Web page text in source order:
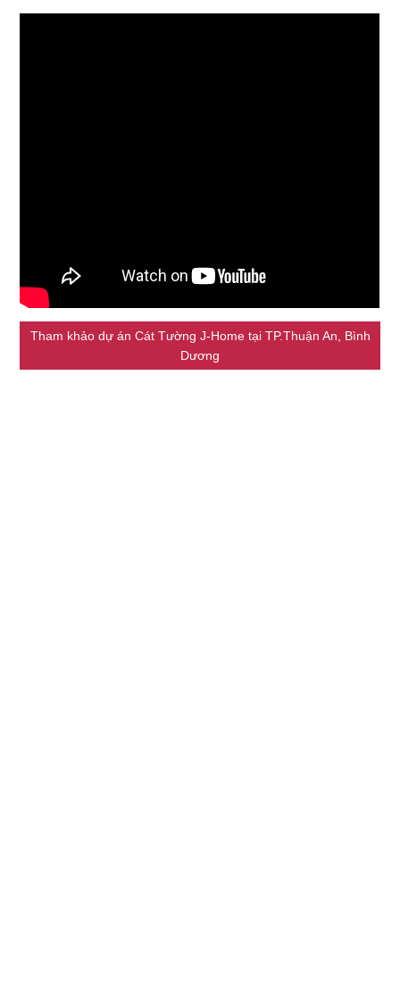
Tham khảo dự án Cát Tường J-Home tại TP.Thuận An, Bình
Dương